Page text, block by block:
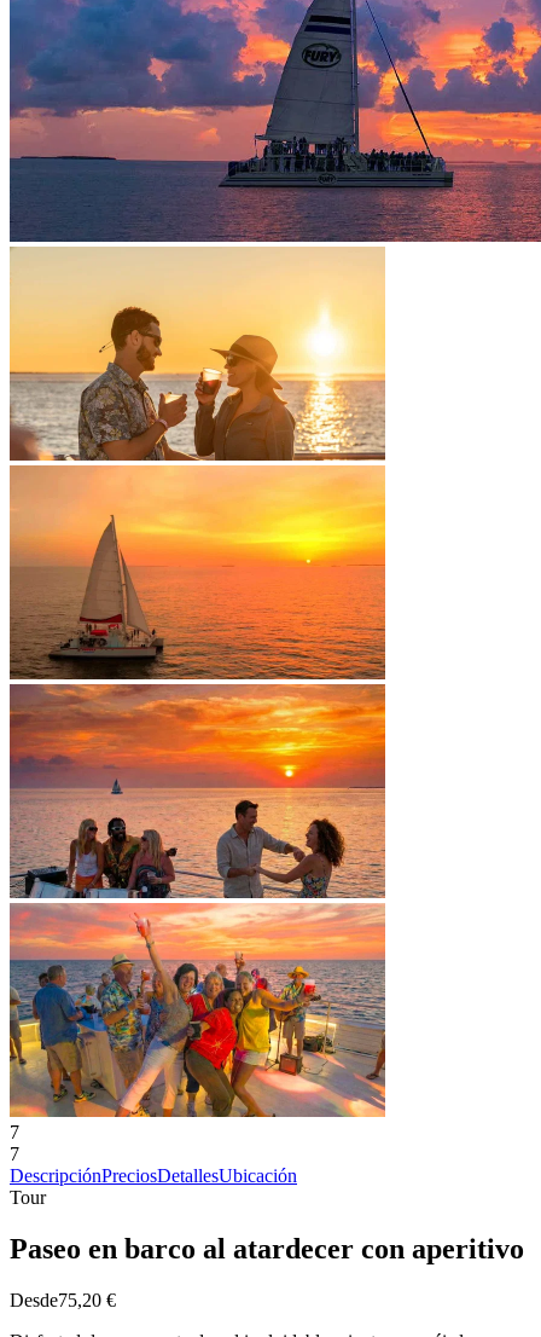
7
7
DescripciónPreciosDetallesUbicación
Tour
Paseo en barco al atardecer con aperitivo
Desde75,20 €